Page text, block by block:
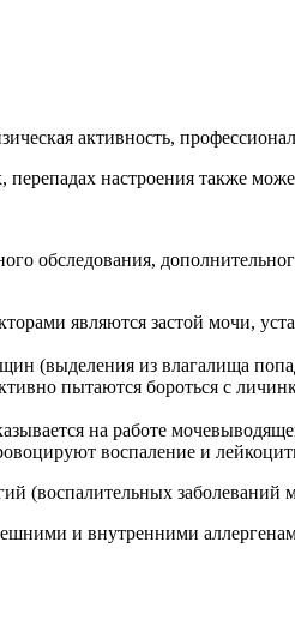
активность,
настроения также
обследования,
являются застой мочи,
(выделения из влагалища
пытаются бороться с
на работе
воспаление и
(воспалительных
и внутренними